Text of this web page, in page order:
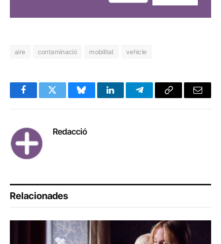
aire contaminació mobilitat vehicle
FacebookTwitter BlueskyLinkedInTelegramCopy
Email
Redacció
Relacionades